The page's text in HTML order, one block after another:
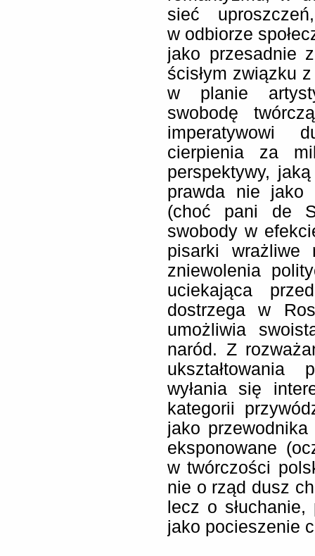
sieć
w odbiorze
jako przesadnie
ścisłym związku
w planie
swobodę
imperatywowi
cierpienia za
perspektywy,
prawda nie jako
(choć pani de
swobody w
pisarki wrażliwe
zniewolenia
uciekająca
dostrzega w
umożliwia
naród. Z
wyłania się
kategorii
jako
eksponowane
w twórczości
nie o rząd dusz
lecz o
jako pocieszenie